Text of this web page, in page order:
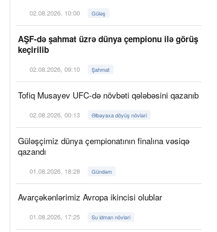
02.08.2026, 10:00 Güləş
AŞF-də şahmat üzrə dünya çempionu ilə görüş
keçirilib
02.08.2026, 09:10 Şahmat
Tofiq Musayev UFC-də növbəti qələbəsini qazanıb
02.08.2026, 00:13 Əlbəyaxa döyüş növləri
Güləşçimiz dünya çempionatının finalına vəsiqə
qazandı
01.08.2026, 18:28 Gündəm
Avarçəkənlərimiz Avropa ikincisi olublar
01.08.2026, 17:25 Su idman növləri